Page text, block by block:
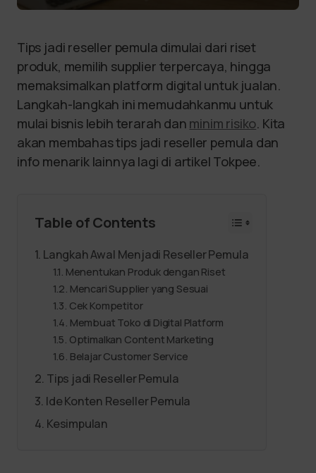
Tips jadi reseller pemula dimulai dari riset
produk, memilih supplier terpercaya, hingga
memaksimalkan platform digital untuk jualan.
Langkah-langkah ini memudahkanmu untuk
mulai bisnis lebih terarah dan minim risiko. Kita
akan membahas tips jadi reseller pemula dan
info menarik lainnya lagi di artikel Tokpee.
Table of Contents
Langkah Awal Menjadi Reseller Pemula
Menentukan Produk dengan Riset
Mencari Supplier yang Sesuai
Cek Kompetitor
Membuat Toko di Digital Platform
Optimalkan Content Marketing
Belajar Customer Service
Tips jadi Reseller Pemula
Ide Konten Reseller Pemula
Kesimpulan